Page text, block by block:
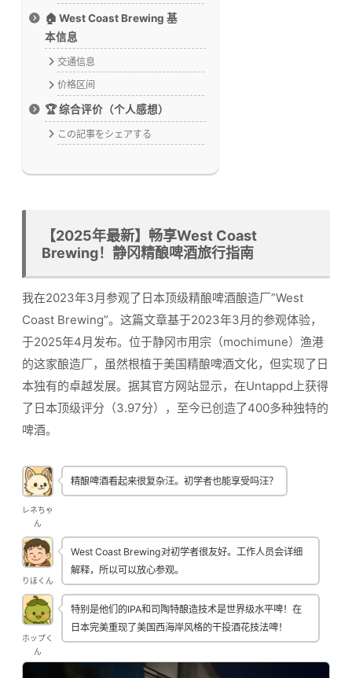
🏠 West Coast Brewing 基
本信息
交通信息
价格区间
🏆 综合评价（个人感想）
この記事をシェアする
【2025年最新】畅享West Coast
Brewing！静冈精酿啤酒旅行指南
我在2023年3月参观了日本顶级精酿啤酒酿造厂”West
Coast Brewing”。这篇文章基于2023年3月的参观体验，
于2025年4月发布。位于静冈市用宗（mochimune）渔港
的这家酿造厂，虽然根植于美国精酿啤酒文化，但实现了日
本独有的卓越发展。据其官方网站显示，在Untappd上获得
了日本顶级评分（3.97分），至今已创造了400多种独特的
啤酒。
レネちゃ
ん
精酿啤酒看起来很复杂汪。初学者也能享受吗汪？
りほくん
West Coast Brewing对初学者很友好。工作人员会详细
解释，所以可以放心参观。
ホップく
ん
特别是他们的IPA和司陶特酿造技术是世界级水平啤！在
日本完美重现了美国西海岸风格的干投酒花技法啤！